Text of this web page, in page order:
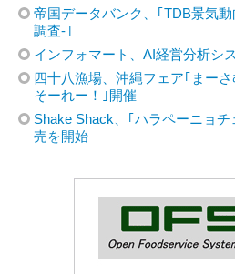
帝国データバンク、｢TDB景気
調査-｣
インフォマート、AI経営分析シ
四十八漁場、沖縄フェア｢まー
そーれー！｣開催
Shake Shack、｢ハラペーニョ
売を開始